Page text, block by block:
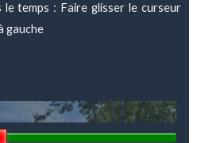
le temps : Faire glisser le curseur
gauche